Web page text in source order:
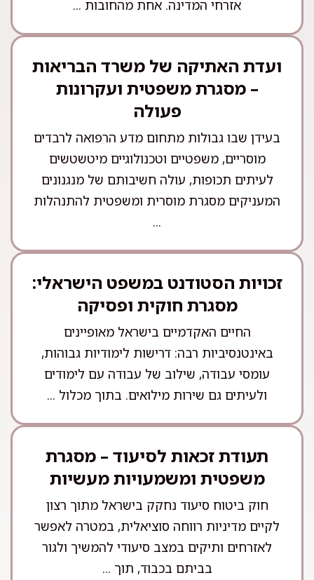
אזרחי המדינה. אחת מהחובות ...
ועדת האתיקה של משרד הבריאות
– מסגרת משפטית ועקרונות
פעולה
בעידן שבו גבולות מתחום מדע הרפואה לרבדים
מוסריים, משפטיים וטכנולוגיים מיטשטשים
לעיתים תכופות, עולה חשיבותם של מנגנונים
המעניקים מסגרת מוסרית ומשפטית להתנהלות
...
זכויות הסטודנט במשפט הישראלי:
מסגרת חוקית ופסיקה
החיים האקדמיים בישראל מאופיינים
באינטנסיביות רבה: דרישות לימודיות גבוהות,
עומסי עבודה, שילוב של עבודה עם לימודים
ולעיתים גם שירות מילואים. בתוך מכלול ...
תעודת זכאות לסיעוד – מסגרת
משפטית ומשמעויות מעשיות
חוק ביטוח סיעוד נחקק בישראל מתוך רצון
לקיים מדיניות רווחה סוציאלית, במטרה לאפשר
לאזרחים ותיקים במצב סיעודי להמשיך ולגור
בביתם בכבוד, תוך ...